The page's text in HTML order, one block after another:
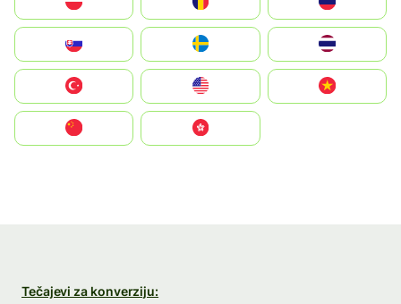
United States
中國香港特別行政區
Tečajevi za konverziju: